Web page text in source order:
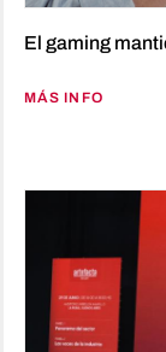
El gaming
MÁS INFO